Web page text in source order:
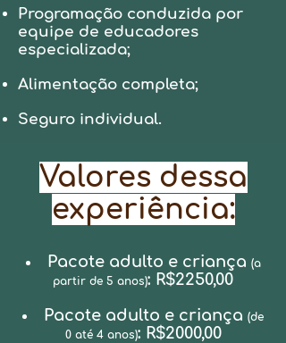
Programação conduzida por
equipe de educadores
especializada;
Alimentação completa;
Seguro individual.
O que não inclui?
Acessórios pessoais como:
travesseiros, cobertores e itens
Transporte para chegada e
Valores dessa
experiência:
Pacote adulto e criança (a
partir de 5 anos): R$2250,00
Pacote adulto e criança (de
0 até 4 anos): R$2000,00